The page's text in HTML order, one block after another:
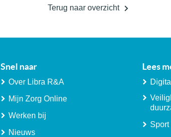
Terug naar overzicht
Snel naar
Over Libra R&A
Mijn Zorg Online
Werken bij
Nieuws
Lees